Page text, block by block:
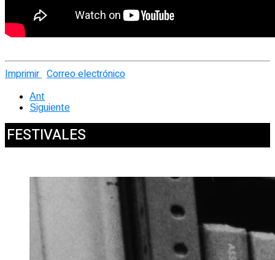
Imprimir Correo electrónico
Ant
Siguiente
FESTIVALES